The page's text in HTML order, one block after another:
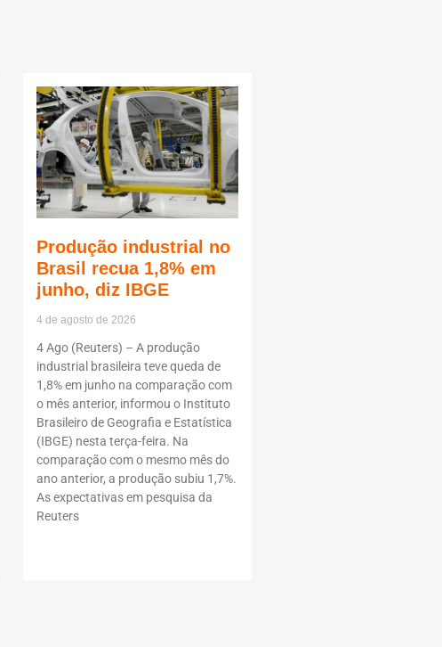
Produção industrial no
Brasil recua 1,8% em
junho, diz IBGE
4 de agosto de 2026
4 Ago (Reuters) – A produção
industrial brasileira teve queda de
1,8% em junho na comparação com
o mês anterior, informou o Instituto
Brasileiro de Geografia e Estatística
(IBGE) nesta terça-feira. Na
comparação com o mesmo mês do
ano anterior, a produção subiu 1,7%.
As expectativas em pesquisa da
Reuters